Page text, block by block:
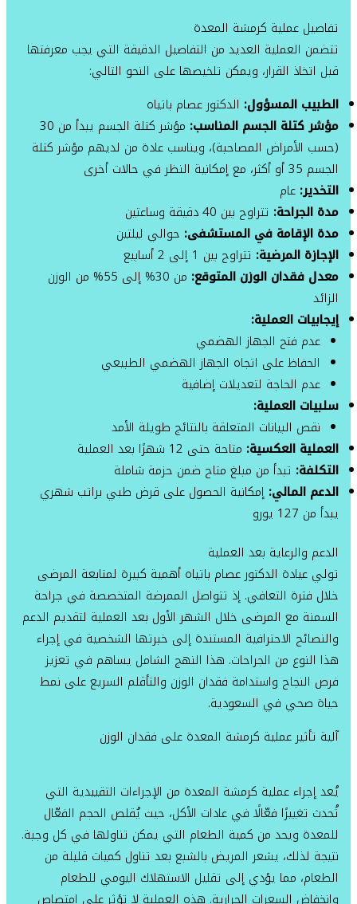
تفاصيل عملية كرمشة المعدة
تتضمن العملية العديد من التفاصيل الدقيقة التي يجب معرفتها
قبل اتخاذ القرار، ويمكن تلخيصها على النحو التالي:
الطبيب المسؤول: الدكتور عصام باتياه
مؤشر كتلة الجسم المناسب:
مؤشر كتلة الجسم يبدأ من 30
(حسب الأمراض المصاحبة)، ويناسب عادة من لديهم مؤشر كتلة
الجسم 35 أو أكثر، مع إمكانية النظر في حالات أخرى
التخدير: عام
مدة الجراحة: تتراوح بين 40 دقيقة وساعتين
مدة الإقامة في المستشفى: حوالي ليلتين
الإجازة المرضية: تتراوح بين 1 إلى 2 أسابيع
معدل فقدان الوزن المتوقع:
من 30% إلى 55% من الوزن
الزائد
إيجابيات العملية:
عدم فتح الجهاز الهضمي
الحفاظ على اتجاه الجهاز الهضمي الطبيعي
عدم الحاجة لتعديلات إضافية
سلبيات العملية:
نقص البيانات المتعلقة بالنتائج طويلة الأمد
العملية العكسية: متاحة حتى 12 شهرًا بعد العملية
التكلفة: تبدأ من مبلغ متاح ضمن حزمة شاملة
الدعم المالي: إمكانية الحصول على قرض طبي براتب شهري
يبدأ من 127 يورو
الدعم والرعاية بعد العملية
تولي عيادة الدكتور عصام باتياه أهمية كبيرة لمتابعة المرضى
خلال فترة التعافي. إذ تتواصل الممرضة المتخصصة في جراحة
السمنة مع المرضى خلال الشهر الأول بعد العملية لتقديم الدعم
والنصائح الاحترافية المستندة إلى خبرتها الشخصية في إجراء
هذا النوع من الجراحات. هذا النهج الشامل يساهم في تعزيز
فرص النجاح واستدامة فقدان الوزن والتأقلم السريع على نمط
حياة صحي في السعودية.
آلية تأثير عملية كرمشة المعدة على فقدان الوزن
يُعد إجراء عملية كرمشة المعدة من الإجراءات التقييدية التي
تُحدث تغييرًا فعّالًا في عادات الأكل، حيث يُقلص الحجم الفعّال
للمعدة ويحد من كمية الطعام التي يمكن تناولها في كل وجبة.
نتيجة لذلك، يشعر المريض بالشبع بعد تناول كميات قليلة من
الطعام، مما يؤدي إلى تقليل الاستهلاك اليومي للطعام
وانخفاض السعرات الحرارية. هذه العملية لا تؤثر على امتصاص